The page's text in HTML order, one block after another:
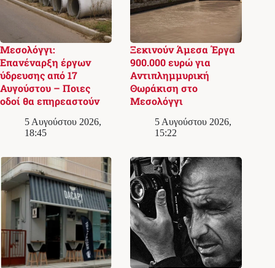
Μεσολόγγι:
Επανέναρξη έργων
ύδρευσης από 17
Αυγούστου – Ποιες
οδοί θα επηρεαστούν
5 Αυγούστου 2026,
18:45
Ξεκινούν Άμεσα Έργα
900.000 ευρώ για
Αντιπλημμυρική
Θωράκιση στο
Μεσολόγγι
5 Αυγούστου 2026,
15:22